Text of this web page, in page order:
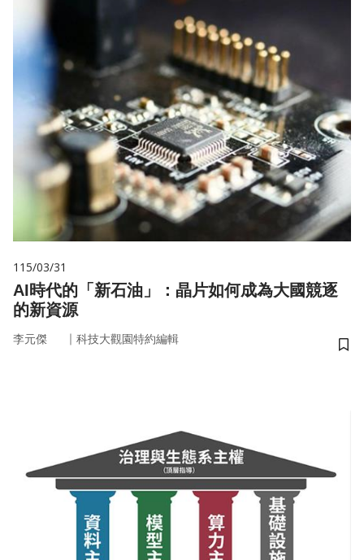
115/03/31
AI時代的「新石油」：晶片如何成為大國競逐
的新資源
李元傑 ｜ 科技大觀園特約編輯
儲